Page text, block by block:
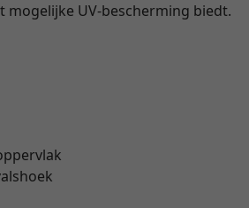
UV-bescherming biedt.